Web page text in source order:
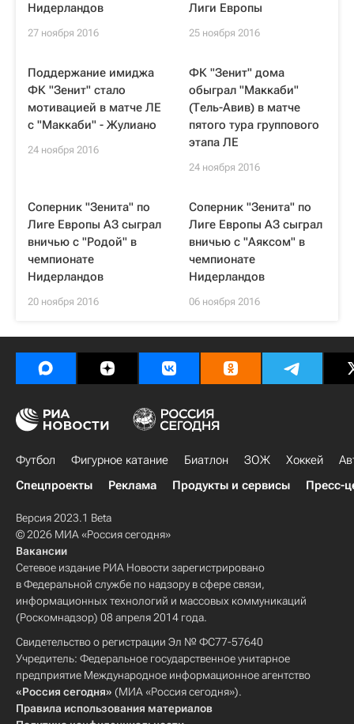
Нидерландов
27 ноября 2016
Лиги Европы
25 ноября 2016
Поддержание имиджа
ФК "Зенит" стало
мотивацией в матче ЛЕ
с "Маккаби" - Жулиано
24 ноября 2016
ФК "Зенит" дома
обыграл "Маккаби"
(Тель-Авив) в матче
пятого тура группового
этапа ЛЕ
24 ноября 2016
Соперник "Зенита" по
Лиге Европы АЗ сыграл
вничью с "Родой" в
чемпионате
Нидерландов
20 ноября 2016
Соперник "Зенита" по
Лиге Европы АЗ сыграл
вничью с "Аяксом" в
чемпионате
Нидерландов
06 ноября 2016
Футбол Фигурное катание Биатлон ЗОЖ Хоккей
Спецпроекты
Реклама Продукты и сервисы Пресс-
Версия 2023.1 Beta
© 2026 МИА «Россия сегодня»
Вакансии
Сетевое издание РИА Новости зарегистрировано
в Федеральной службе по надзору в сфере связи,
информационных технологий и массовых коммуникаций
(Роскомнадзор) 08 апреля 2014 года.
Свидетельство о регистрации Эл № ФС77-57640
Учредитель: Федеральное государственное унитарное
предприятие Международное информационное агентство
«Россия сегодня» (МИА «Россия сегодня»).
Правила использования материалов